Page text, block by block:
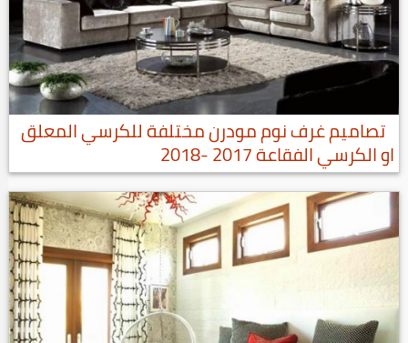
تصاميم غرف نوم مودرن مختلفة للكرسي المعلق
او الكرسي الفقاعة 2017 -2018